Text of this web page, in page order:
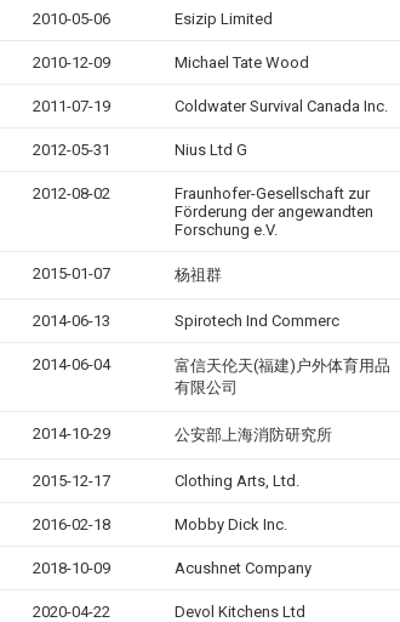
2010-05-06 Esizip Limited
2010-12-09 Michael Tate Wood
2011-07-19 Coldwater Survival Canada Inc.
2012-05-31 Nius Ltd G
2012-08-02
Fraunhofer-Gesellschaft zur
Förderung der angewandten
Forschung e.V.
2015-01-07 杨祖群
2014-06-13 Spirotech Ind Commerc
2014-06-04
富信天伦天(福建)户外体育用品
有限公司
2014-10-29 公安部上海消防研究所
2015-12-17 Clothing Arts, Ltd.
2016-02-18 Mobby Dick Inc.
2018-10-09 Acushnet Company
2020-04-22 Devol Kitchens Ltd